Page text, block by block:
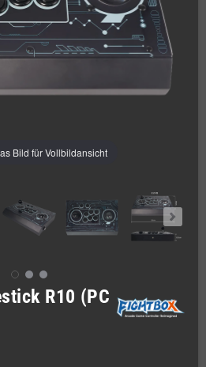
Bild für Vollbildansicht
R10 (PC